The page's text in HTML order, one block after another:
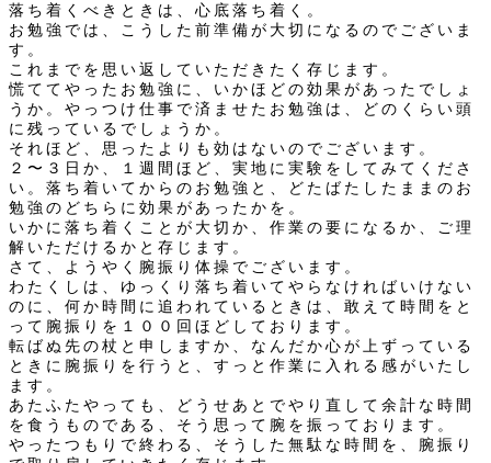
落ち着くべきときは、心底落ち着く。
お勉強では、こうした前準備が大切になるのでございま
す。
これまでを思い返していただきたく存じます。
慌ててやったお勉強に、いかほどの効果があったでしょ
うか。やっつけ仕事で済ませたお勉強は、どのくらい頭
に残っているでしょうか。
それほど、思ったよりも効はないのでございます。
２〜３日か、１週間ほど、実地に実験をしてみてくださ
い。落ち着いてからのお勉強と、どたばたしたままのお
勉強のどちらに効果があったかを。
いかに落ち着くことが大切か、作業の要になるか、ご理
解いただけるかと存じます。
さて、ようやく腕振り体操でございます。
わたくしは、ゆっくり落ち着いてやらなければいけない
のに、何か時間に追われているときは、敢えて時間をと
って腕振りを１００回ほどしております。
転ばぬ先の杖と申しますか、なんだか心が上ずっている
ときに腕振りを行うと、すっと作業に入れる感がいたし
ます。
あたふたやっても、どうせあとでやり直して余計な時間
を食うものである、そう思って腕を振っております。
やったつもりで終わる、そうした無駄な時間を、腕振り